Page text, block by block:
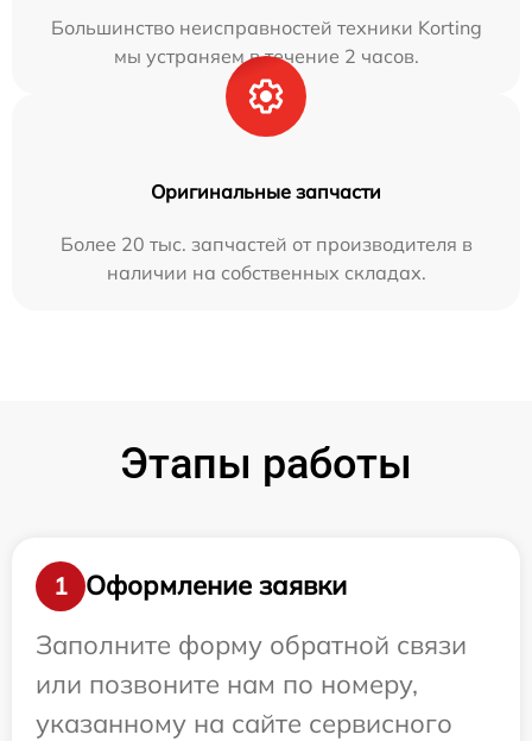
Большинство неисправностей техники Korting
мы устраняем в течение 2 часов.
Оригинальные запчасти
Более 20 тыс. запчастей от производителя в
наличии на собственных складах.
Этапы работы
1
Оформление заявки
Заполните форму обратной связи
или позвоните нам по номеру,
указанному на сайте сервисного